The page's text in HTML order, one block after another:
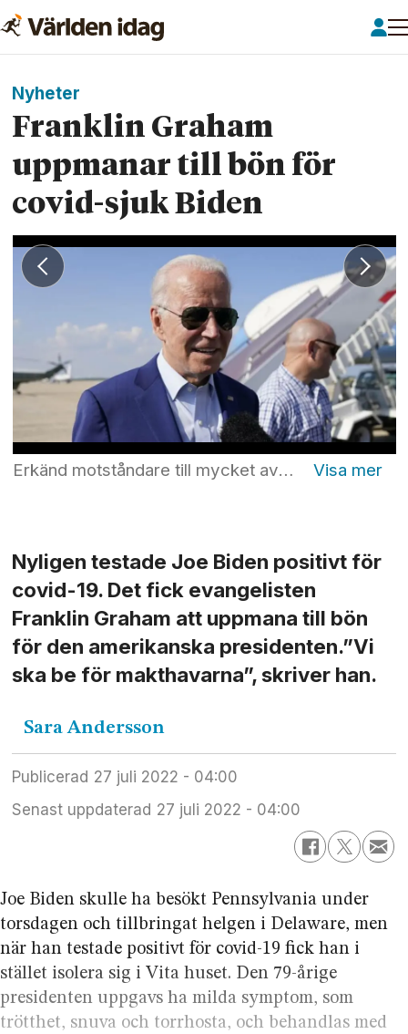
Nyheter
Franklin Graham
uppmanar till bön för
covid-sjuk Biden
Erkänd motståndare till mycket av Bidens politik uppmanar predikanten Franklin Graham ändå till förbön för den covid-sjuke presidenten. Foto: Evan Vucci
Nyligen testade Joe Biden positivt för
covid-19. Det fick evangelisten
Franklin Graham att uppmana till bön
för den amerikanska presidenten.”Vi
ska be för makthavarna”, skriver han.
Sara Andersson
Publicerad
27 juli 2022 - 04:00
Senast uppdaterad
27 juli 2022 - 04:00
Joe Biden skulle ha besökt Pennsylvania under
torsdagen och tillbringat helgen i Delaware, men
när han testade positivt för covid-19 fick han i
stället isolera sig i Vita huset. Den 79-årige
presidenten uppgavs ha milda symptom, som
trötthet, snuva och torrhosta, och behandlas med